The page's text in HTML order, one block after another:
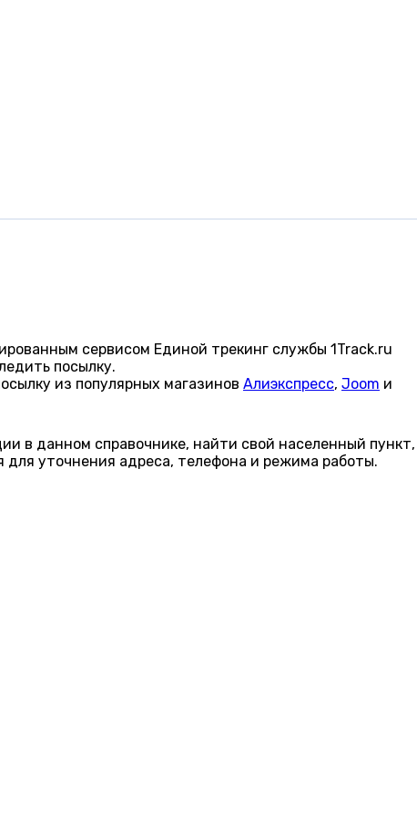
сервисом Единой трекинг службы 1Track.ru
посылку.
из популярных магазинов Алиэкспресс, Joom и
в данном справочнике, найти свой населенный пункт,
уточнения адреса, телефона и режима работы.